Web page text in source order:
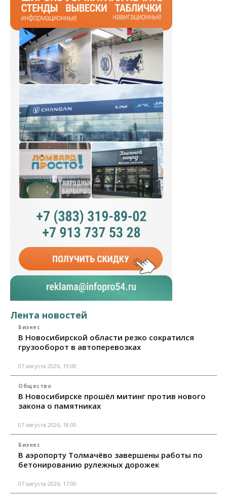
Лента новостей
Бизнес
В Новосибирской области резко сократился
грузооборот в автоперевозках
07 августа 2026, 19:00
Общество
В Новосибирске прошёл митинг против нового
закона о памятниках
07 августа 2026, 18:00
Бизнес
В аэропорту Толмачёво завершены работы по
бетонированию рулежных дорожек
07 августа 2026, 17:00